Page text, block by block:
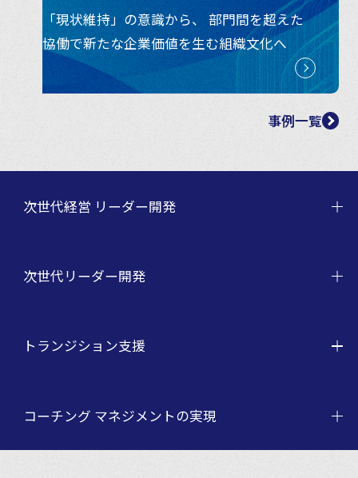
事例一覧
「現状維持」の意識から、 部門間を超えた
協働で新たな企業価値を生む組織文化へ
次世代経営 リーダー開発
次世代リーダー開発
トランジション支援
コーチング マネジメントの実現